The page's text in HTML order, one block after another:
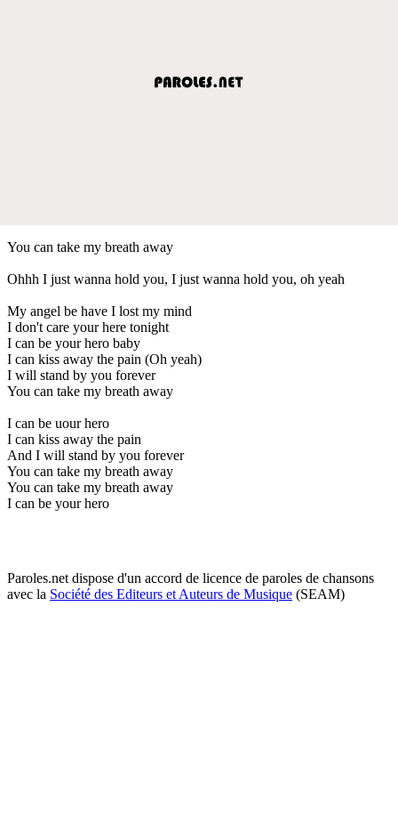
You can take my breath away
Ohhh I just wanna hold you, I just wanna hold you, oh yeah
My angel be have I lost my mind
I don't care your here tonight
I can be your hero baby
I can kiss away the pain (Oh yeah)
I will stand by you forever
You can take my breath away
I can be uour hero
I can kiss away the pain
And I will stand by you forever
You can take my breath away
You can take my breath away
I can be your hero
Paroles.net dispose d'un accord de licence de paroles de chansons
avec la Société des Editeurs et Auteurs de Musique (SEAM)